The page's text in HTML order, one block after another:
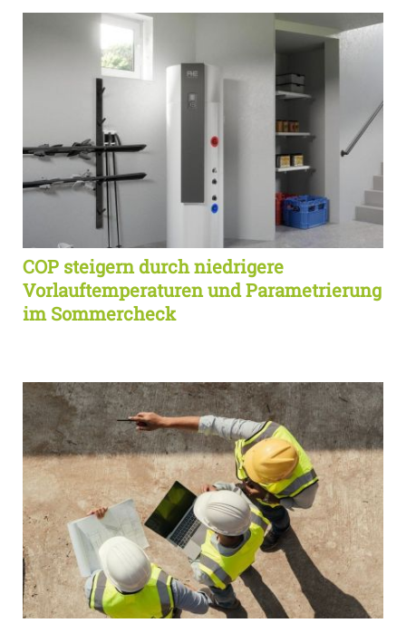
COP steigern durch niedrigere
Vorlauftemperaturen und Parametrierung
im Sommercheck